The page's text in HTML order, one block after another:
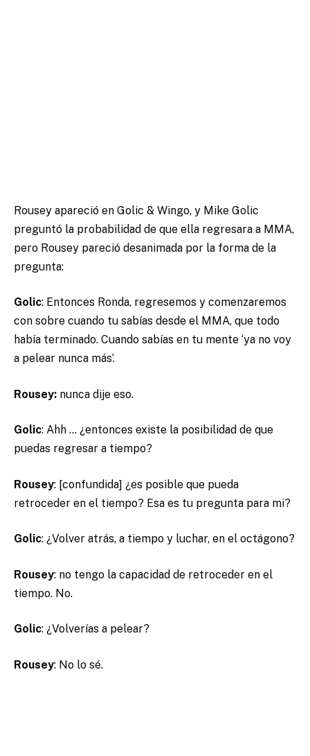
Rousey apareció en Golic & Wingo, y Mike Golic
preguntó la probabilidad de que ella regresara a MMA,
pero Rousey pareció desanimada por la forma de la
pregunta:
Golic: Entonces Ronda, regresemos y comenzaremos
con sobre cuando tu sabías desde el MMA, que todo
había terminado. Cuando sabías en tu mente ‘ya no voy
a pelear nunca más’.
Rousey: nunca dije eso.
Golic: Ahh … ¿entonces existe la posibilidad de que
puedas regresar a tiempo?
Rousey: [confundida] ¿es posible que pueda
retroceder en el tiempo? Esa es tu pregunta para mi?
Golic: ¿Volver atrás, a tiempo y luchar, en el octágono?
Rousey: no tengo la capacidad de retroceder en el
tiempo. No.
Golic: ¿Volverías a pelear?
Rousey: No lo sé.